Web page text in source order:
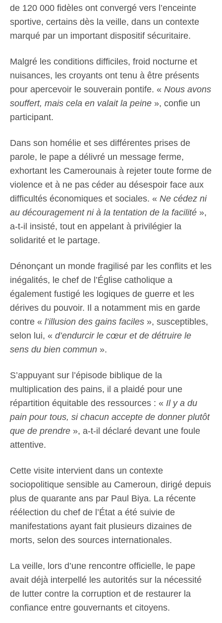
de 120 000 fidèles ont convergé vers l’enceinte
sportive, certains dès la veille, dans un contexte
marqué par un important dispositif sécuritaire.
Malgré les conditions difficiles, froid nocturne et
nuisances, les croyants ont tenu à être présents
pour apercevoir le souverain pontife. « Nous avons
souffert, mais cela en valait la peine », confie un
participant.
Dans son homélie et ses différentes prises de
parole, le pape a délivré un message ferme,
exhortant les Camerounais à rejeter toute forme de
violence et à ne pas céder au désespoir face aux
difficultés économiques et sociales. « Ne cédez ni
au découragement ni à la tentation de la facilité »,
a-t-il insisté, tout en appelant à privilégier la
solidarité et le partage.
Dénonçant un monde fragilisé par les conflits et les
inégalités, le chef de l’Église catholique a
également fustigé les logiques de guerre et les
dérives du pouvoir. Il a notamment mis en garde
contre « l’illusion des gains faciles », susceptibles,
selon lui, « d’endurcir le cœur et de détruire le
sens du bien commun ».
S’appuyant sur l’épisode biblique de la
multiplication des pains, il a plaidé pour une
répartition équitable des ressources : « Il y a du
pain pour tous, si chacun accepte de donner plutôt
que de prendre », a-t-il déclaré devant une foule
attentive.
Cette visite intervient dans un contexte
sociopolitique sensible au Cameroun, dirigé depuis
plus de quarante ans par Paul Biya. La récente
réélection du chef de l’État a été suivie de
manifestations ayant fait plusieurs dizaines de
morts, selon des sources internationales.
La veille, lors d’une rencontre officielle, le pape
avait déjà interpellé les autorités sur la nécessité
de lutter contre la corruption et de restaurer la
confiance entre gouvernants et citoyens.